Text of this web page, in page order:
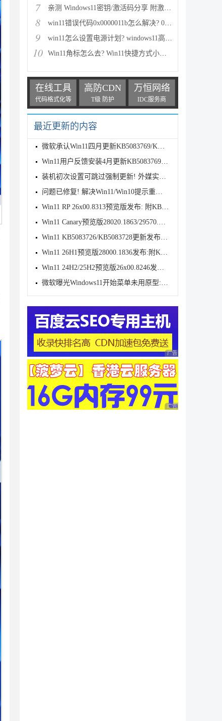
7 亲测 Windows11密钥/激活码分享 附激活工具
8 win11错误代码0x0000011b怎么解决? 0x0000011b问题的
9 win11怎么设置电源计划? windows11高性能模式的设置方
10 Win11角标怎么去? Win11快捷方式小箭头的两种消除方法
在线工具
代码格式化等
高防CDN
T级 防护
万恒网络
IDC服务商
最近更新的内容
微软承认Win11四月更新KB5083769/KB5082052致远程桌面
Win11用户反馈安装4月更新KB5083769后遇到打印故障
装机初次设置可跳过强制更新! 外媒实测Win11 OOBE 新
问题已修复! 解决Win11/Win10提示重新连接你的文件历
Win11 RP 26x00.8313预览版发布: 附KB5083631完整更新
Win11 Canary预览版28020.1863/29570.1000发布:优化文
Win11 KB5083726/KB5083728更新发布:附完整更新日志
Win11 26H1预览版28000.1836发布:附KB5083768完整更新
Win11 24H2/25H2预览版26x00.8246发布:附KB5083769完
微软曝光Windows11开始菜单未用原型:动态磁贴情怀难消
广告 商业广告，理性
广告 商业广告，理性